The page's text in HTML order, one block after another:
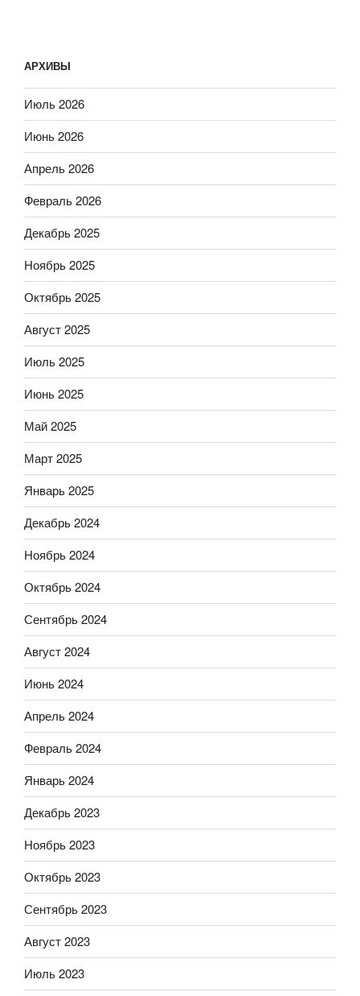
АРХИВЫ
Июль 2026
Июнь 2026
Апрель 2026
Февраль 2026
Декабрь 2025
Ноябрь 2025
Октябрь 2025
Август 2025
Июль 2025
Июнь 2025
Май 2025
Март 2025
Январь 2025
Декабрь 2024
Ноябрь 2024
Октябрь 2024
Сентябрь 2024
Август 2024
Июнь 2024
Апрель 2024
Февраль 2024
Январь 2024
Декабрь 2023
Ноябрь 2023
Октябрь 2023
Сентябрь 2023
Август 2023
Июль 2023